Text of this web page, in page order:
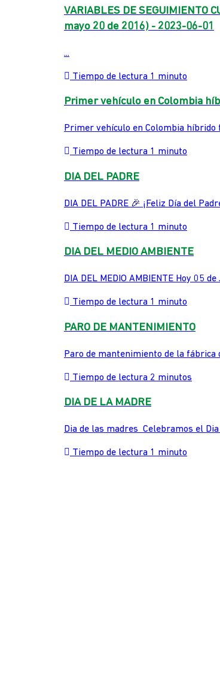
VARIABLES DE SEGUIMIENTO
mayo 20 de 2016) - 2023-06-01
...
Tiempo de lectura 1 minuto
Primer vehículo en Colombia
Primer vehículo en Colombia
Tiempo de lectura 1 minuto
DIA DEL PADRE
DIA DEL PADRE 🎉 ¡Feliz Día del
Tiempo de lectura 1 minuto
DIA DEL MEDIO AMBIENTE
DIA DEL MEDIO AMBIENTE Hoy 05
Tiempo de lectura 1 minuto
PARO DE MANTENIMIENTO
Paro de mantenimiento de la
Tiempo de lectura 2 minutos
DIA DE LA MADRE
Dia de las madres Celebramos el
Tiempo de lectura 1 minuto